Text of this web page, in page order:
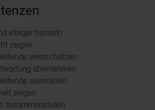
integer handeln
zeigen
wertschätzen
übernehmen
auswählen
zeigen
zusammenstellen